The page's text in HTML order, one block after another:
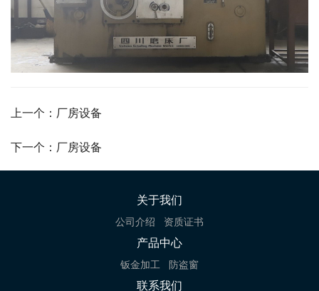
上一个：厂房设备
下一个：厂房设备
关于我们
公司介绍 资质证书
产品中心
钣金加工 防盗窗
联系我们